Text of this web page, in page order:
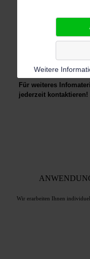
V-Series
Brochure
Brochure
Für weiteres
jederzeit kontaktieren!
Wir erarbeiten Ihnen
Weitere